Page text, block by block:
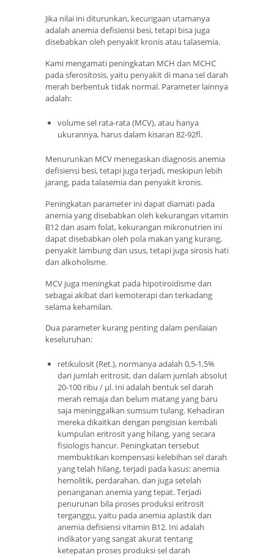
Jika nilai ini diturunkan, kecurigaan utamanya
adalah anemia defisiensi besi, tetapi bisa juga
disebabkan oleh penyakit kronis atau talasemia.
Kami mengamati peningkatan MCH dan MCHC
pada sferositosis, yaitu penyakit di mana sel darah
merah berbentuk tidak normal. Parameter lainnya
adalah:
volume sel rata-rata (MCV), atau hanya
ukurannya, harus dalam kisaran 82-92fl.
Menurunkan MCV menegaskan diagnosis anemia
defisiensi besi, tetapi juga terjadi, meskipun lebih
jarang, pada talasemia dan penyakit kronis.
Peningkatan parameter ini dapat diamati pada
anemia yang disebabkan oleh kekurangan vitamin
B12 dan asam folat, kekurangan mikronutrien ini
dapat disebabkan oleh pola makan yang kurang,
penyakit lambung dan usus, tetapi juga sirosis hati
dan alkoholisme.
MCV juga meningkat pada hipotiroidisme dan
sebagai akibat dari kemoterapi dan terkadang
selama kehamilan.
Dua parameter kurang penting dalam penilaian
keseluruhan:
retikulosit (Ret.), normanya adalah 0,5-1,5%
dari jumlah eritrosit, dan dalam jumlah absolut
20-100 ribu / μl. Ini adalah bentuk sel darah
merah remaja dan belum matang yang baru
saja meninggalkan sumsum tulang. Kehadiran
mereka dikaitkan dengan pengisian kembali
kumpulan eritrosit yang hilang, yang secara
fisiologis hancur. Peningkatan tersebut
membuktikan kompensasi kelebihan sel darah
yang telah hilang, terjadi pada kasus: anemia
hemolitik, perdarahan, dan juga setelah
penanganan anemia yang tepat. Terjadi
penurunan bila proses produksi eritrosit
terganggu, yaitu pada anemia aplastik dan
anemia defisiensi vitamin B12. Ini adalah
indikator yang sangat akurat tentang
ketepatan proses produksi sel darah